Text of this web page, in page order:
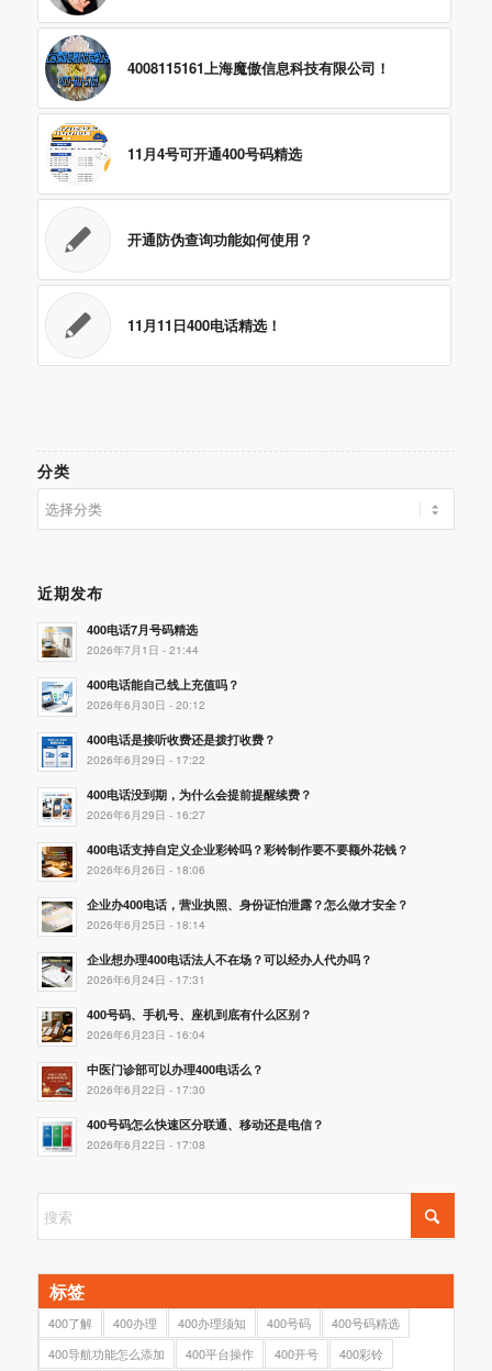
4008115161上海魔傲信息科技有限公司！
11月4号可开通400号码精选
开通防伪查询功能如何使用？
11月11日400电话精选！
分类
类
近期发布
400电话7月号码精选
2026年7月1日 - 21:44
400电话能自己线上充值吗？
2026年6月30日 - 20:12
400电话是接听收费还是拨打收费？
2026年6月29日 - 17:22
400电话没到期，为什么会提前提醒续费？
2026年6月29日 - 16:27
400电话支持自定义企业彩铃吗？彩铃制作要不要额外花钱？
2026年6月26日 - 18:06
企业办400电话，营业执照、身份证怕泄露？怎么做才安全？
2026年6月25日 - 18:14
企业想办理400电话法人不在场？可以经办人代办吗？
2026年6月24日 - 17:31
400号码、手机号、座机到底有什么区别？
2026年6月23日 - 16:04
中医门诊部可以办理400电话么？
2026年6月22日 - 17:30
400号码怎么快速区分联通、移动还是电信？
2026年6月22日 - 17:08
标签
400了解 400办理 400办理须知 400号码
400号码精选
400导航功能怎么添加
400平台操作 400开号 400彩铃